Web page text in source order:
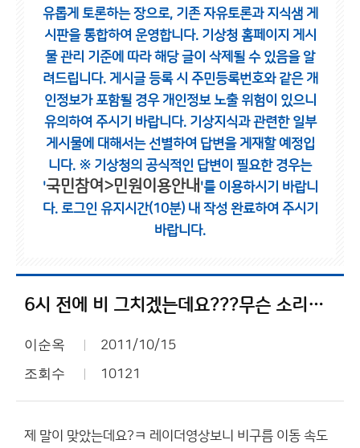
유롭게 토론하는 장으로, 기존 자유토론과 지식샘 게
시판을 통합하여 운영합니다. 기상청 홈페이지 게시
물 관리 기준에 따라 해당 글이 삭제될 수 있음을 알
려드립니다. 게시글 등록 시 주민등록번호와 같은 개
인정보가 포함될 경우 개인정보 노출 위험이 있으니
유의하여 주시기 바랍니다. 기상지식과 관련한 일부
게시물에 대해서는 선별하여 답변을 게재할 예정입
니다. ※ 기상청의 공식적인 답변이 필요한 경우는
'국민참여>민원이용안내 '를 이용하시기 바랍니
다. 로그인 유지시간(10분) 내 작성 완료하여 주시기
바랍니다.
6시 전에 비 그치겠는데요???무슨 소리임??ㅋㅋ
이순옥 2011/10/15
조회수 10121
제 말이 맞았는데요?ㅋ 레이더영상보니 비구름 이동 속도